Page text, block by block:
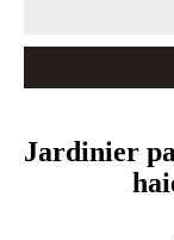
Jardinier